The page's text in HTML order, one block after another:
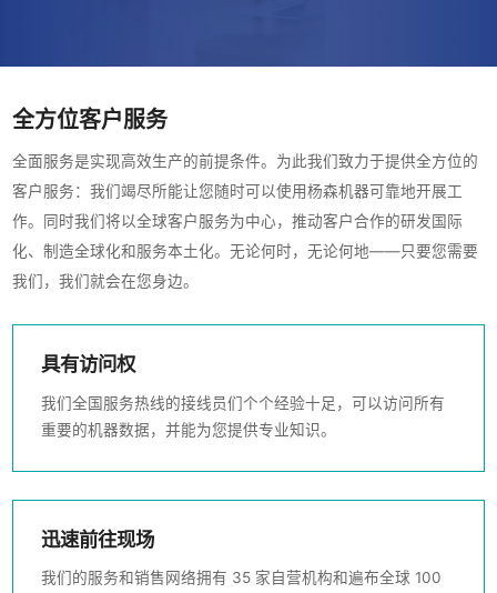
全方位客户服务
全面服务是实现高效生产的前提条件。为此我们致力于提供全方位的
客户服务：我们竭尽所能让您随时可以使用杨森机器可靠地开展工
作。同时我们将以全球客户服务为中心，推动客户合作的研发国际
化、制造全球化和服务本土化。无论何时，无论何地——只要您需要
我们，我们就会在您身边。
具有访问权
我们全国服务热线的接线员们个个经验十足，可以访问所有
重要的机器数据，并能为您提供专业知识。
迅速前往现场
我们的服务和销售网络拥有 35 家自营机构和遍布全球 100